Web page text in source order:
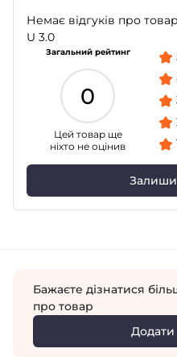
Немає відгуків про
U 3.0
Загальний рейтинг
0
Цей товар ще
ніхто не оцінив
Бажаєте дізнатися
про товар